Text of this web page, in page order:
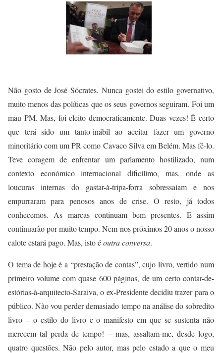
Não gosto de José Sócrates. Nunca gostei do estilo governativo,
muito menos das políticas que os seus governos seguiram. Foi um
mau PM. Mas, foi eleito democraticamente. Duas vezes! É certo
que terá sido um tanto-inábil ao aceitar fazer um governo
minoritário com um PR como Cavaco Silva em Belém. Mas fê-lo.
Teve coragem de enfrentar um parlamento hostilizado, num
contexto económico internacional dificílimo, mas, onde as
loucuras internas do gastar-à-tripa-forra sobressaíam e nos
empurraram para penosos anos de crise. O resto, já todos
conhecemos. As marcas continuam bem presentes. E assim
continuarão por muito tempo. Nem nos próximos 20 anos o nosso
calote estará pago. Mas, isto éoutra conversa.
O tema de hoje é a “prestação de contas”, cujo livro, vertido num
primeiro volume com quase 600 páginas, de um certo contar-de-
estórias-à-arquitecto-Saraiva, o ex-Presidente decidiu trazer para o
público. Não vou perder demasiado tempo na análise do sobredito
livro – o estilo do livro e o manifesto em que se sustenta não
merecem tal perda de tempo! – mas, assaltam-me, desde logo,
quatro questões. Não pelo autor, mas pelo estado a que o meu